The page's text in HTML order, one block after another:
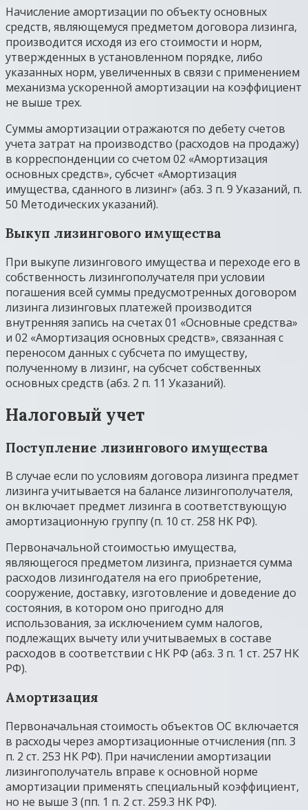
Начисление амортизации по объекту основных
средств, являющемуся предметом договора лизинга,
производится исходя из его стоимости и норм,
утвержденных в установленном порядке, либо
указанных норм, увеличенных в связи с применением
механизма ускоренной амортизации на коэффициент
не выше трех.
Суммы амортизации отражаются по дебету счетов
учета затрат на производство (расходов на продажу)
в корреспонденции со счетом 02 «Амортизация
основных средств», субсчет «Амортизация
имущества, сданного в лизинг» (абз. 3 п. 9 Указаний, п.
50 Методических указаний).
Выкуп лизингового имущества
При выкупе лизингового имущества и переходе его в
собственность лизингополучателя при условии
погашения всей суммы предусмотренных договором
лизинга лизинговых платежей производится
внутренняя запись на счетах 01 «Основные средства»
и 02 «Амортизация основных средств», связанная с
переносом данных с субсчета по имуществу,
полученному в лизинг, на субсчет собственных
основных средств (абз. 2 п. 11 Указаний).
Налоговый учет
Поступление лизингового имущества
В случае если по условиям договора лизинга предмет
лизинга учитывается на балансе лизингополучателя,
он включает предмет лизинга в соответствующую
амортизационную группу (п. 10 ст. 258 НК РФ).
Первоначальной стоимостью имущества,
являющегося предметом лизинга, признается сумма
расходов лизингодателя на его приобретение,
сооружение, доставку, изготовление и доведение до
состояния, в котором оно пригодно для
использования, за исключением сумм налогов,
подлежащих вычету или учитываемых в составе
расходов в соответствии с НК РФ (абз. 3 п. 1 ст. 257 НК
РФ).
Амортизация
Первоначальная стоимость объектов ОС включается
в расходы через амортизационные отчисления (пп. 3
п. 2 ст. 253 НК РФ). При начислении амортизации
лизингополучатель вправе к основной норме
амортизации применять специальный коэффициент,
но не выше 3 (пп. 1 п. 2 ст. 259.3 НК РФ).